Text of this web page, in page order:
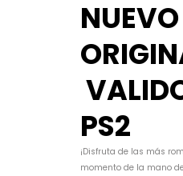
NUEVO
PS2
¡Disfruta de las más
momento de la mano